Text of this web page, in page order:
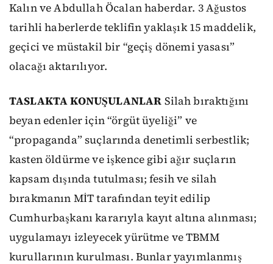
Kalın ve Abdullah Öcalan haberdar. 3 Ağustos
tarihli haberlerde teklifin yaklaşık 15 maddelik,
geçici ve müstakil bir “geçiş dönemi yasası”
olacağı aktarılıyor.
TASLAKTA KONUŞULANLAR Silah bıraktığını
beyan edenler için “örgüt üyeliği” ve
“propaganda” suçlarında denetimli serbestlik;
kasten öldürme ve işkence gibi ağır suçların
kapsam dışında tutulması; fesih ve silah
bırakmanın MİT tarafından teyit edilip
Cumhurbaşkanı kararıyla kayıt altına alınması;
uygulamayı izleyecek yürütme ve TBMM
kurullarının kurulması. Bunlar yayımlanmış